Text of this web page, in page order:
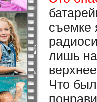
съемке
лишь на
Что